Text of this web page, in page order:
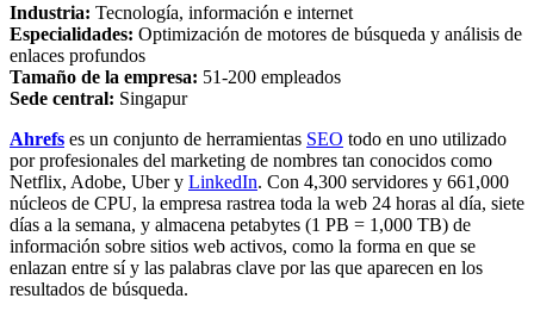
Industria: Tecnología, información e internet
Especialidades: Optimización de motores de búsqueda y análisis de
enlaces profundos
Tamaño de la empresa: 51-200 empleados
Sede central: Singapur
Ahrefs es un conjunto de herramientas SEO todo en uno utilizado
por profesionales del marketing de nombres tan conocidos como
Netflix, Adobe, Uber y LinkedIn. Con 4,300 servidores y 661,000
núcleos de CPU, la empresa rastrea toda la web 24 horas al día, siete
días a la semana, y almacena petabytes (1 PB = 1,000 TB) de
información sobre sitios web activos, como la forma en que se
enlazan entre sí y las palabras clave por las que aparecen en los
resultados de búsqueda.